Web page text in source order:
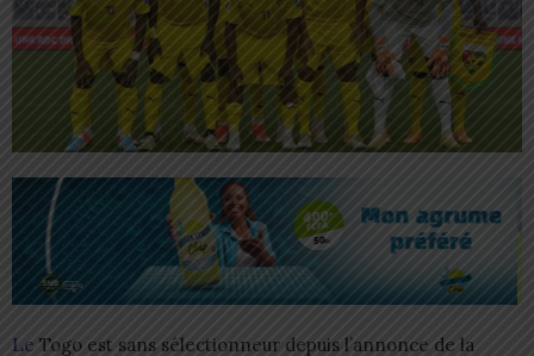
Le Togo est sans sélectionneur depuis l’annonce de la